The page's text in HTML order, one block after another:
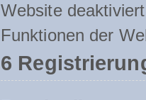
Website
Funktionen der
6